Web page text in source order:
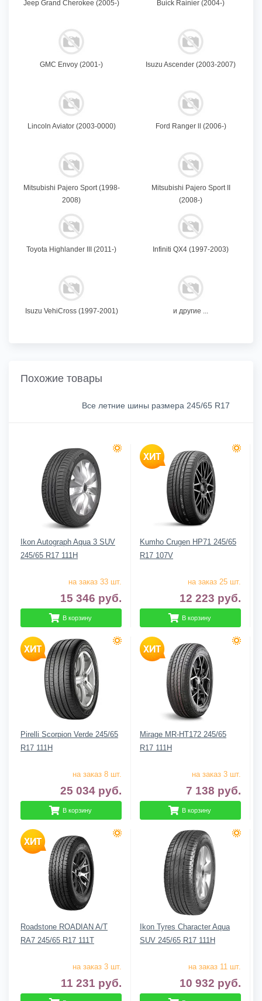
Jeep Grand Cherokee (2005-) Buick Rainier (2004-)
GMC Envoy (2001-) Isuzu Ascender (2003-2007)
Lincoln Aviator (2003-0000) Ford Ranger ll (2006-)
Mitsubishi Pajero Sport (1998-
2008)
Mitsubishi Pajero Sport II
(2008-)
Toyota Highlander III (2011-) Infiniti QX4 (1997-2003)
Isuzu VehiCross (1997-2001) и другие ...
Похожие товары
Все летние шины размера 245/65 R17
Ikon Autograph Aqua 3 SUV
245/65 R17 111H
на заказ 33 шт.
15 346 руб.
В корзину
Kumho Crugen HP71 245/65
R17 107V
на заказ 25 шт.
12 223 руб.
В корзину
Pirelli Scorpion Verde 245/65
R17 111H
на заказ 8 шт.
25 034 руб.
В корзину
Mirage MR-HT172 245/65
R17 111H
на заказ 3 шт.
7 138 руб.
В корзину
Roadstone ROADIAN A/T
RA7 245/65 R17 111T
на заказ 3 шт.
11 231 руб.
Ikon Tyres Character Aqua
SUV 245/65 R17 111H
на заказ 11 шт.
10 932 руб.